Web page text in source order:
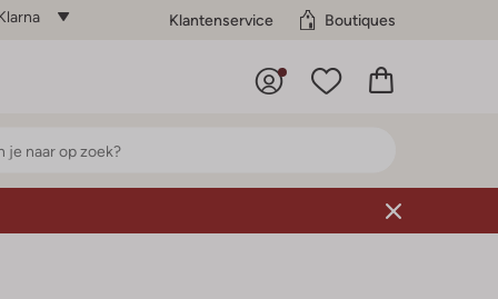
Klantenservice Boutiques